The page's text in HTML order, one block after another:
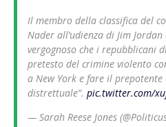
Il membro della classifica del
Nader all’udienza di Jim
vergognoso che i repubblicani
pretesto del crimine violento
a New York e fare il
distrettuale”. pic.twitter.com/
— Sarah Reese Jones